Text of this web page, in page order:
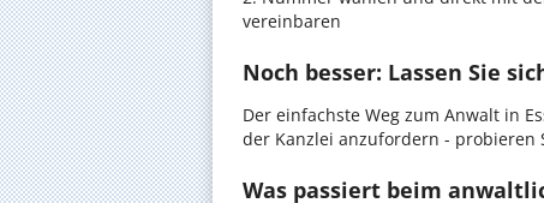
vereinbaren
Noch besser: Lassen Sie
Der einfachste Weg zum Anwalt in
der Kanzlei anzufordern - probieren
Was passiert beim